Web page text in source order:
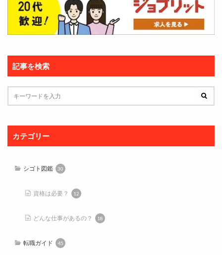
記事を検索
カテゴリー
シゴト図鑑 30
資格は必要？ 12
どんな仕事があるの？ 18
転職ガイド 45